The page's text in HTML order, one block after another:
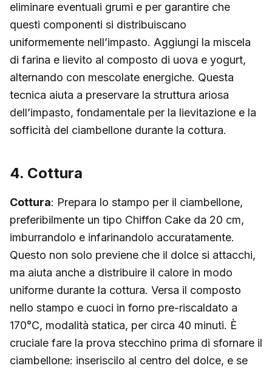
eliminare eventuali grumi e per garantire che
questi componenti si distribuiscano
uniformemente nell’impasto. Aggiungi la miscela
di farina e lievito al composto di uova e yogurt,
alternando con mescolate energiche. Questa
tecnica aiuta a preservare la struttura ariosa
dell’impasto, fondamentale per la lievitazione e la
sofficità del ciambellone durante la cottura.
4. Cottura
Cottura: Prepara lo stampo per il ciambellone,
preferibilmente un tipo Chiffon Cake da 20 cm,
imburrandolo e infarinandolo accuratamente.
Questo non solo previene che il dolce si attacchi,
ma aiuta anche a distribuire il calore in modo
uniforme durante la cottura. Versa il composto
nello stampo e cuoci in forno pre-riscaldato a
170°C, modalità statica, per circa 40 minuti. È
cruciale fare la prova stecchino prima di sfornare il
ciambellone: inseriscilo al centro del dolce, e se